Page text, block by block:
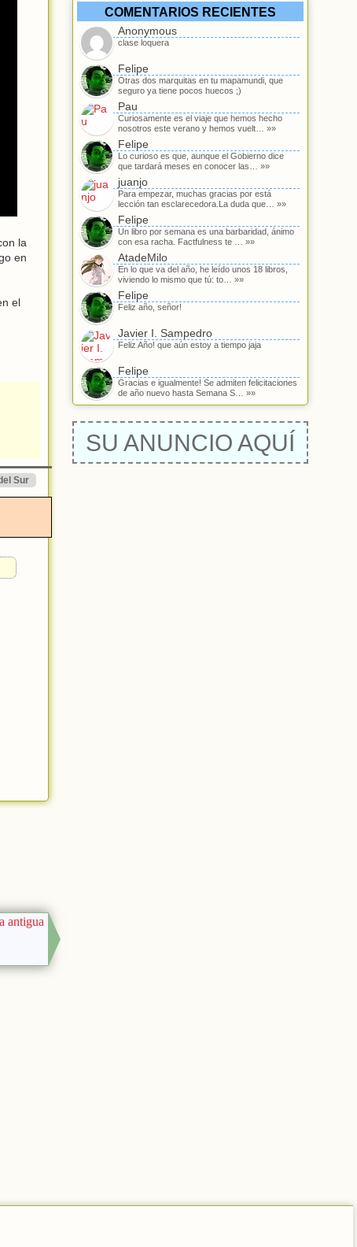
la
en
el
Sur
antigua
COMENTARIOS RECIENTES
Anonymous
clase loquera
Felipe
Otras dos marquitas en tu mapamundi, que
seguro ya tiene pocos huecos ;)
Pau
Curiosamente es el viaje que hemos hecho
nosotros este verano y hemos vuelt… »»
Felipe
Lo curioso es que, aunque el Gobierno dice
que tardará meses en conocer las… »»
juanjo
Para empezar, muchas gracias por está
lección tan esclarecedora.La duda que… »»
Felipe
Un libro por semana es una barbaridad, ánimo
con esa racha. Factfulness te … »»
AtadeMilo
En lo que va del año, he leído unos 18 libros,
viviendo lo mismo que tú: to… »»
Felipe
Feliz año, señor!
Javier I. Sampedro
Feliz Año! que aún estoy a tiempo jaja
Felipe
Gracias e igualmente! Se admiten felicitaciones
de año nuevo hasta Semana S… »»
SU ANUNCIO AQUÍ